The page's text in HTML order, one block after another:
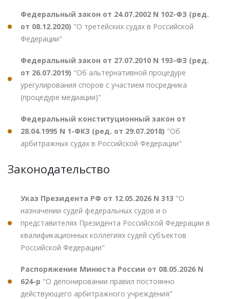
Федеральный закон от 24.07.2002 N 102-ФЗ (ред.
от 08.12.2020) "О третейских судах в Российской
Федерации"
Федеральный закон от 27.07.2010 N 193-ФЗ (ред.
от 26.07.2019) "Об альтернативной процедуре
урегулирования споров с участием посредника
(процедуре медиации)"
Федеральный конституционный закон от
28.04.1995 N 1-ФКЗ (ред. от 29.07.2018) "Об
арбитражных судах в Российской Федерации"
Законодательство
Указ Президента РФ от 12.05.2026 N 313 "О
назначении судей федеральных судов и о
представителях Президента Российской Федерации в
квалификационных коллегиях судей субъектов
Российской Федерации"
Распоряжение Минюста России от 08.05.2026 N
624-р "О депонировании правил постоянно
действующего арбитражного учреждения"